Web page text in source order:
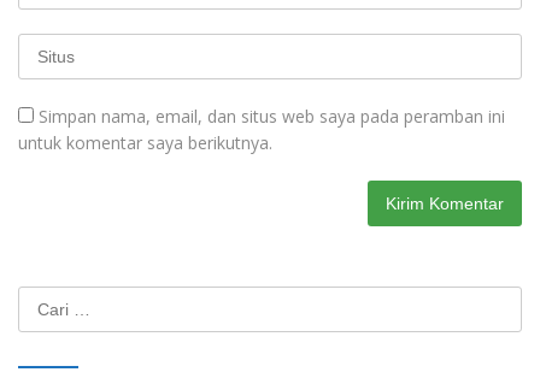
Simpan nama, email, dan situs web saya pada peramban ini
untuk komentar saya berikutnya.
Cari
untuk: